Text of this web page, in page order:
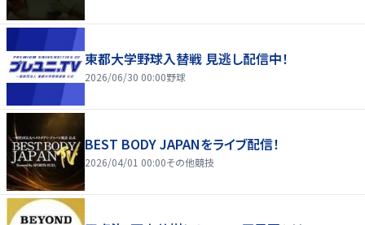
東都大学野球入替戦 見逃し配信中！
2026/06/30 00:00野球
BEST BODY JAPANをライブ配信！
2026/04/01 00:00その他競技